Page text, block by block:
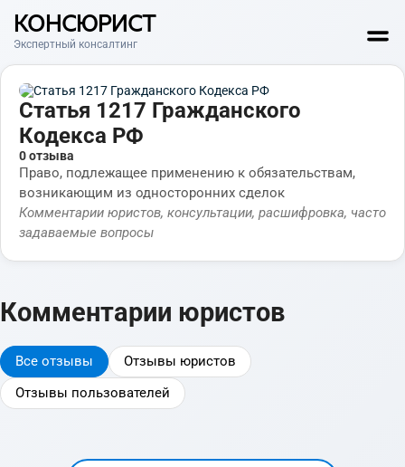
КОНСЮРИСТ
Экспертный консалтинг
Статья 1217 Гражданского
Кодекса РФ
0 отзыва
Право, подлежащее применению к обязательствам,
возникающим из односторонних сделок
Комментарии юристов, консультации, расшифровка, часто
задаваемые вопросы
Комментарии юристов
Все отзывы
Отзывы юристов
Отзывы пользователей